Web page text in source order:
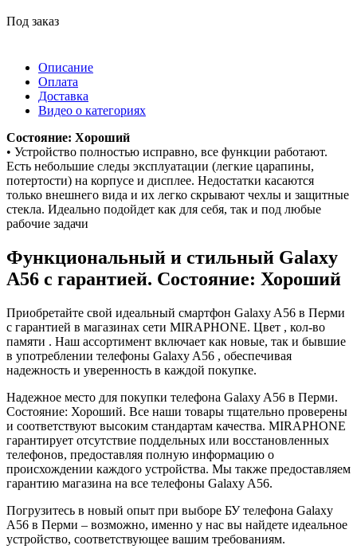
Под заказ
Описание
Оплата
Доставка
Видео о категориях
Состояние: Хороший
• Устройство полностью исправно, все функции работают.
Есть небольшие следы эксплуатации (легкие царапины,
потертости) на корпусе и дисплее. Недостатки касаются
только внешнего вида и их легко скрывают чехлы и защитные
стекла. Идеально подойдет как для себя, так и под любые
рабочие задачи
Функциональный и стильный Galaxy
A56 с гарантией. Состояние: Хороший
Приобретайте свой идеальный смартфон Galaxy A56 в Перми
с гарантией в магазинах сети MIRAPHONE. Цвет , кол-во
памяти . Наш ассортимент включает как новые, так и бывшие
в употреблении телефоны Galaxy A56 , обеспечивая
надежность и уверенность в каждой покупке.
Надежное место для покупки телефона Galaxy A56 в Перми.
Состояние: Хороший. Все наши товары тщательно проверены
и соответствуют высоким стандартам качества. MIRAPHONE
гарантирует отсутствие поддельных или восстановленных
телефонов, предоставляя полную информацию о
происхождении каждого устройства. Мы также предоставляем
гарантию магазина на все телефоны Galaxy A56.
Погрузитесь в новый опыт при выборе БУ телефона Galaxy
A56 в Перми – возможно, именно у нас вы найдете идеальное
устройство, соответствующее вашим требованиям.